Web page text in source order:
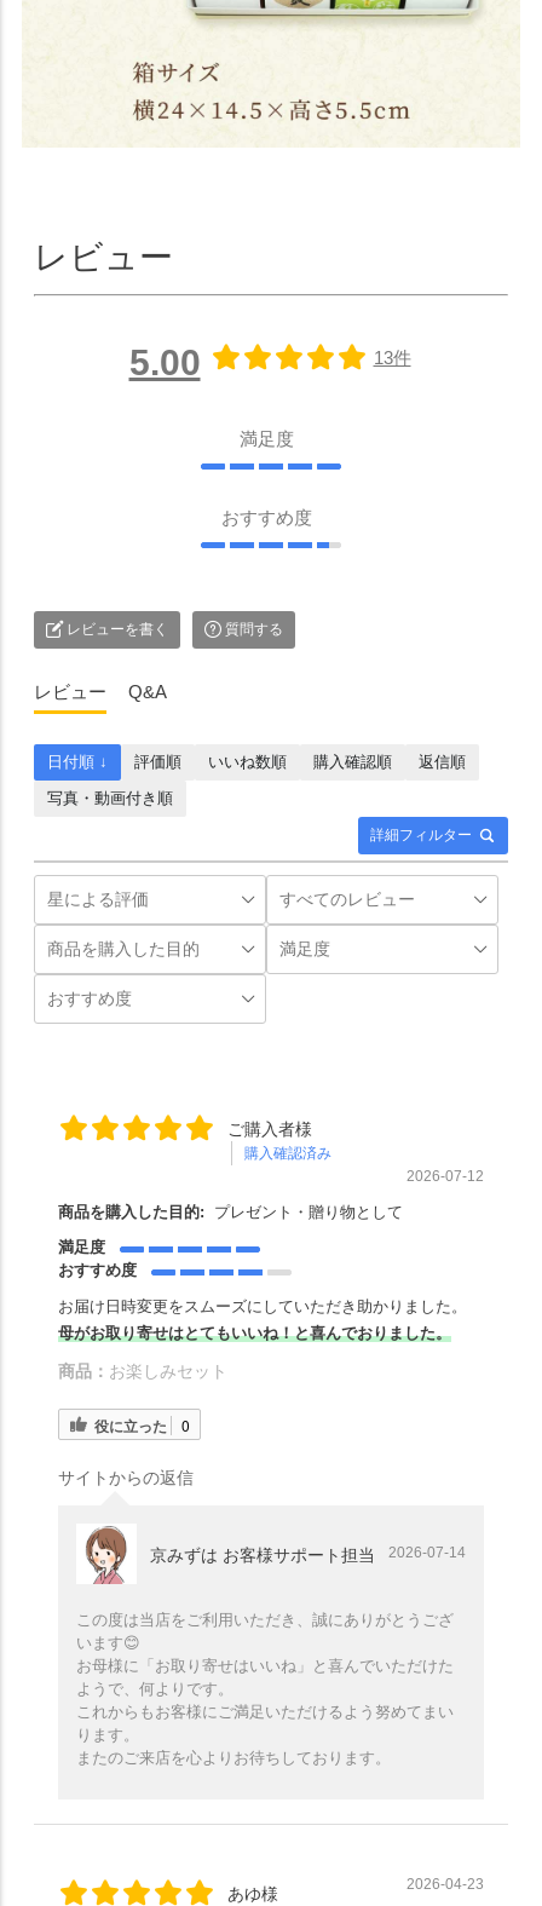
レビュー
5.00 13件
満足度
おすすめ度
レビューを書く 質問する
レビュー Q&A
詳細フィルター
日付順 ↓ 評価順 いいね数順 購入確認順
返信順
写真・動画付き順
ご購入者様
購入確認済み
2026-07-12
商品を購入した目的:
プレゼント・贈り物として
満足度
おすすめ度
お届け日時変更をスムーズにしていただき助かりました。
母がお取り寄せはとてもいいね！と喜んでおりました。
商品： お楽しみセット
役に立った 0
サイトからの返信
京みずは お客様サポート担当 2026-07-14
この度は当店をご利用いただき、誠にありがとうござ
います😊
お母様に「お取り寄せはいいね」と喜んでいただけた
ようで、何よりです。
これからもお客様にご満足いただけるよう努めてまい
ります。
またのご来店を心よりお待ちしております。
あゆ様 2026-04-23